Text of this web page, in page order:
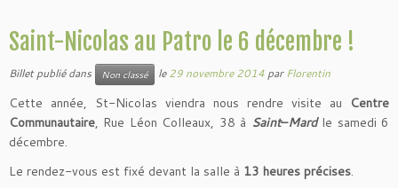
Saint-Nicolas au Patro le 6 décembre !
Billet publié dans Non classé le29 novembre 2014 parFlorentin
Cette année, St-Nicolas viendra nous rendre visite au Centre
Communautaire, Rue Léon Colleaux, 38 à Saint–Mardle samedi 6
décembre.
Le rendez-vous est fixé devant la salle à 13 heures précises.